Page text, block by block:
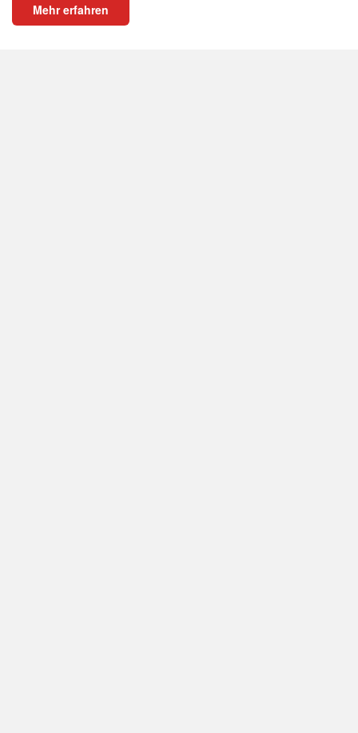
Mehr erfahren